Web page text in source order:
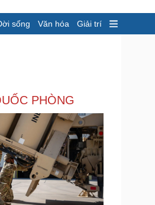
sống Văn hóa Giải trí
Chứng khoán
Giá cà phê
Công nghệ
Sành điệu
Tin Công nghệ
Trải nghiệm
Chuyển đổi số
PHÒNG